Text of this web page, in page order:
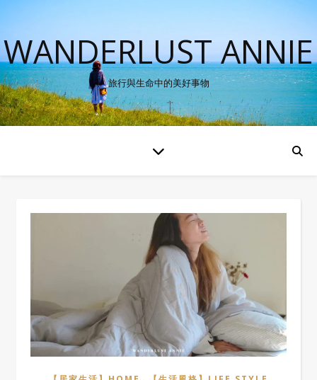
WANDERLUST ANNIE
旅行與生命中的美好事物